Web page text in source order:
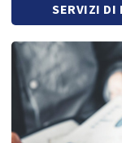
SERVIZI DI